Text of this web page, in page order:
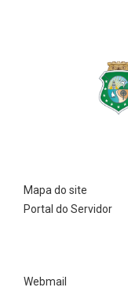
Mapa do site
Portal do Servidor
Webmail